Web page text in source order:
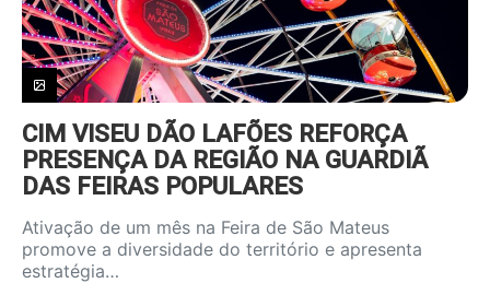
CIM VISEU DÃO LAFÕES REFORÇA
PRESENÇA DA REGIÃO NA GUARDIÃ
DAS FEIRAS POPULARES
Ativação de um mês na Feira de São Mateus
promove a diversidade do território e apresenta
estratégia…